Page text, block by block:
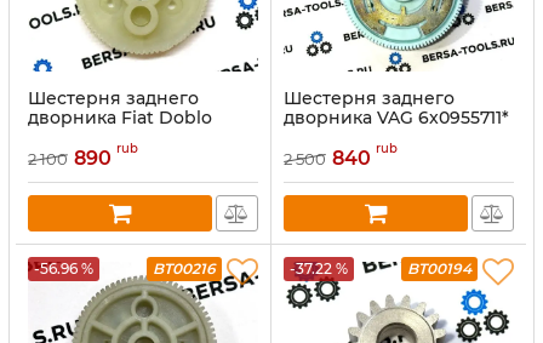
Шестерня заднего
дворника Fiat Doblo
2 100 890 rub
Шестерня заднего
дворника VAG 6x0955711*
2 500 840 rub
-56.96 % BT00216 -37.22 % BT00194